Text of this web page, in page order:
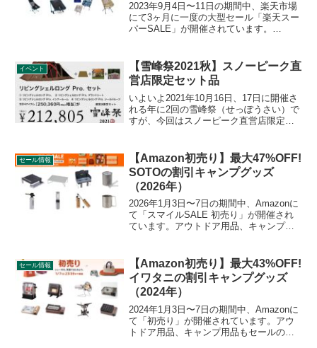
2023年9月4日〜11日の期間中、楽天市場
にて3ヶ月に一度の大型セール「楽天スー
パーSALE」が開催されています。
ます。詳細をレビューします。
イベント
【雪峰祭2021秋】スノーピーク直
営店限定セット品
いよいよ2021年10月16日、17日に開催さ
れる年に2回の雪峰祭（せっぽうさい）で
すが、今回はスノーピーク直営店限定で
る方にはお得なセットとなっています。
詳細をレビューします。
セール情報
【Amazon初売り】最大47%OFF!
SOTOの割引キャンプグッズ
（2026年）
2026年1月3日〜7日の期間中、Amazonに
て「スマイルSALE 初売り」が開催され
ています。アウトドア用品、キャンプ用
に購入できます。詳細をレビューしま
す。
セール情報
【Amazon初売り】最大43%OFF!
イワタニの割引キャンプグッズ
（2024年）
2024年1月3日〜7日の期間中、Amazonに
て「初売り」が開催されています。アウ
トドア用品、キャンプ用品もセールの対